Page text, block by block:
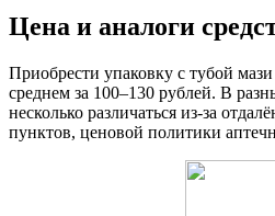
Цена и аналоги
Приобрести упаковку с тубой
среднем за 100–130 рублей. В
несколько различаться из-за
пунктов, ценовой политики